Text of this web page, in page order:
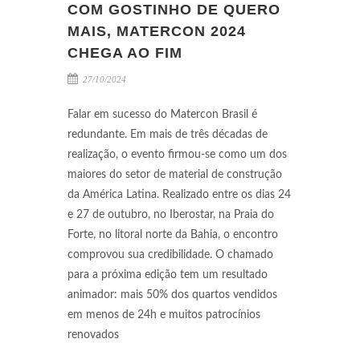
COM GOSTINHO DE QUERO
MAIS, MATERCON 2024
CHEGA AO FIM
27/10/2024
Falar em sucesso do Matercon Brasil é
redundante. Em mais de três décadas de
realização, o evento firmou-se como um dos
maiores do setor de material de construção
da América Latina. Realizado entre os dias 24
e 27 de outubro, no Iberostar, na Praia do
Forte, no litoral norte da Bahia, o encontro
comprovou sua credibilidade. O chamado
para a próxima edição tem um resultado
animador: mais 50% dos quartos vendidos
em menos de 24h e muitos patrocínios
renovados